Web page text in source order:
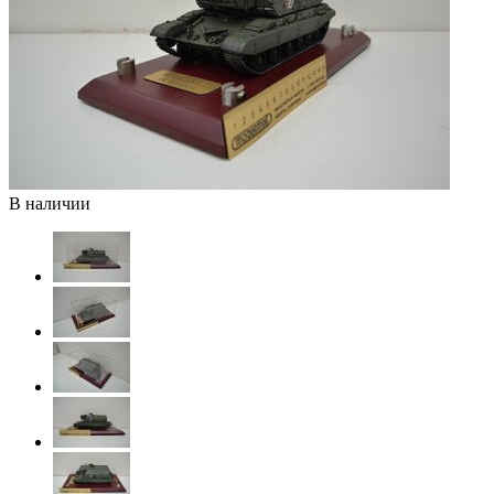
В наличии